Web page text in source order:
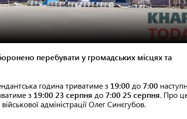
перебувати у громадських місцях та
година триватиме з 19:00 до7:00
з 19:00 23 серпня до7:00 25 серпня. Про
адміністрації Олег Синєгубов.